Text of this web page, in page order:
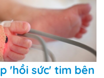
'hồi sức' tim bên